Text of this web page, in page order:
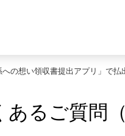
への想い領収書提出アプリ」で
あるご質問（